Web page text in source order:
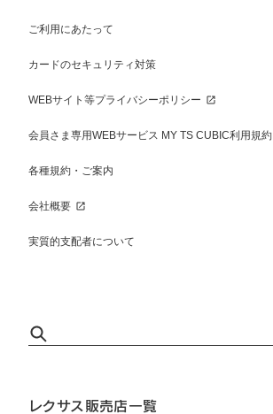
ご利用にあたって
カードのセキュリティ対策
WEBサイト等プライバシーポリシー
会員さま専用WEBサービス MY TS CUBIC利用規約
各種規約・ご案内
会社概要
実質的支配者について
レクサス販売店一覧